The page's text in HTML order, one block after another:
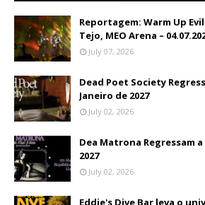
Reportagem: Warm Up
Tejo, MEO Arena –
July 07, 2026
Dead Poet Society
Janeiro de 2027
July 02, 2026
Dea Matrona Regressam
2027
July 02, 2026
Eddie's Dive Bar leva o